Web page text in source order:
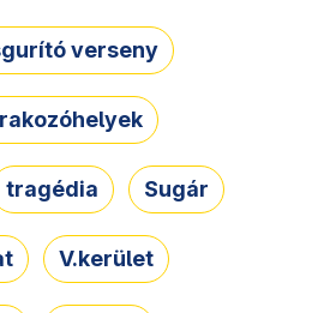
verseny
tragédia Sugár
V.kerület